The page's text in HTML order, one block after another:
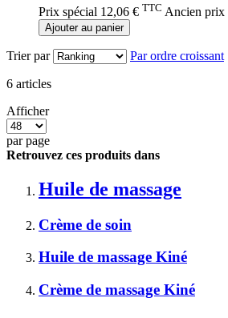
Prix spécial 12,06 € TTC Ancien prix
Ajouter au panier
Trier par Par ordre croissant
6 articles
Afficher
par page
Retrouvez ces produits dans
Huile de massage
Crème de soin
Huile de massage Kiné
Crème de massage Kiné